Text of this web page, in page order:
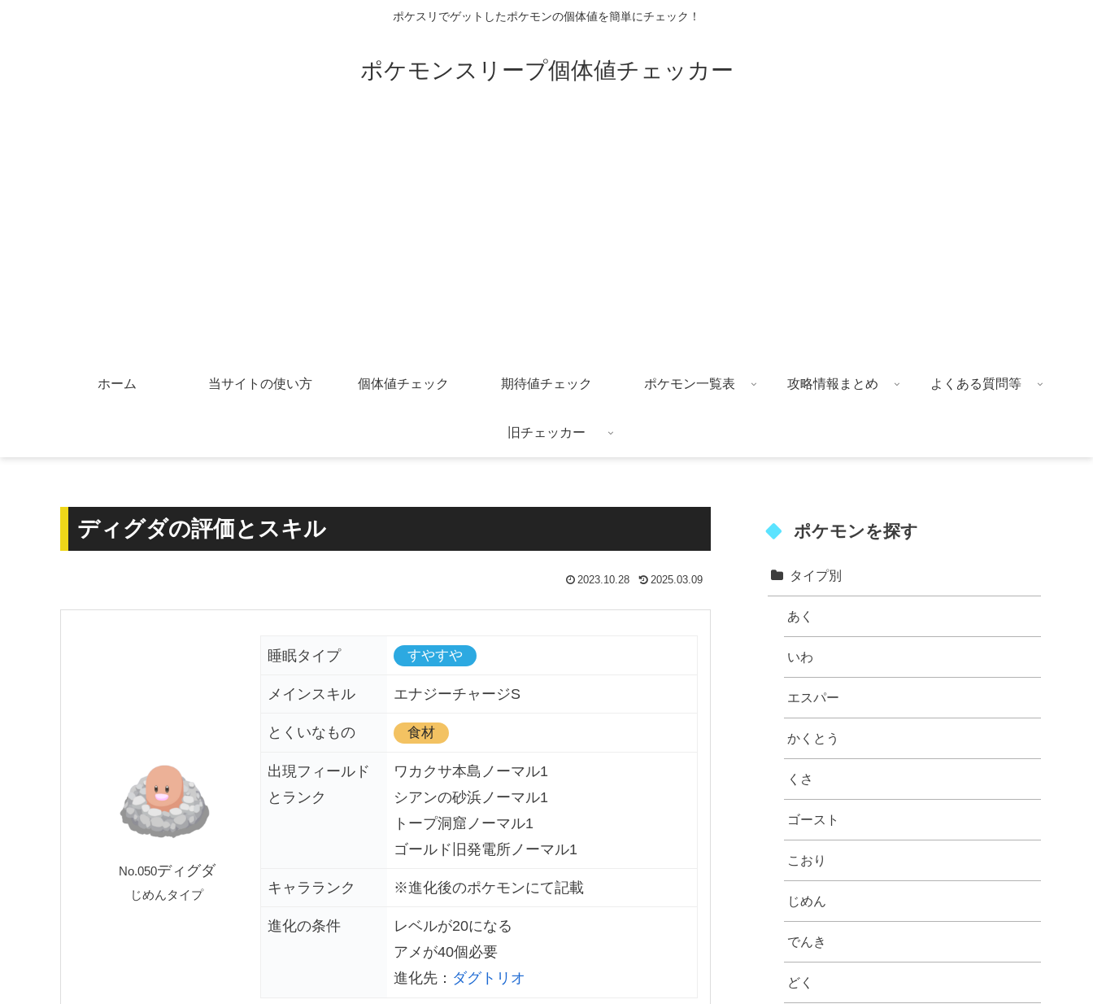
ポケスリでゲットしたポケモンの個体値を簡単にチェック！
ポケモンスリープ個体値チェッカー
ホーム 当サイトの使い方 個体値チェック 期待値チェック ポケモン一覧表 攻略情報まとめ よくある質問等
旧チェッカー
ディグダの評価とスキル
2023.10.28 2025.03.09
No.050ディグダ
じめんタイプ
睡眠タイプ すやすや
メインスキル エナジーチャージS
とくいなもの 食材
出現フィールド
とランク
ワカクサ本島ノーマル1
シアンの砂浜ノーマル1
トープ洞窟ノーマル1
ゴールド旧発電所ノーマル1
キャラランク ※進化後のポケモンにて記載
進化の条件
レベルが20になる
アメが40個必要
進化先： ダグトリオ
ポケモンを探す
タイプ別
あく
いわ
エスパー
かくとう
くさ
ゴースト
こおり
じめん
でんき
どく